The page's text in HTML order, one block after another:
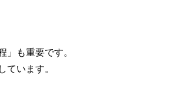
」も重要です。
ています。